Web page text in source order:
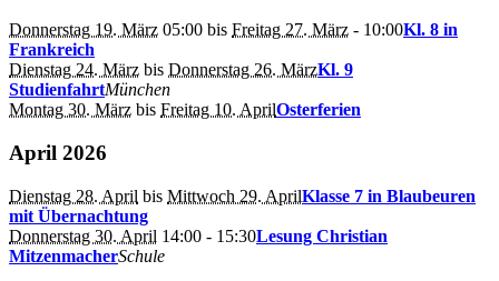
Donnerstag 19. März 05:00 bis Freitag 27. März - 10:00Kl. 8 in
Frankreich
Dienstag 24. März bis Donnerstag 26. MärzKl. 9
StudienfahrtMünchen
Montag 30. März bis Freitag 10. AprilOsterferien
April 2026
Dienstag 28. April bis Mittwoch 29. AprilKlasse 7 in Blaubeuren
mit Übernachtung
Donnerstag 30. April 14:00 - 15:30Lesung Christian
MitzenmacherSchule